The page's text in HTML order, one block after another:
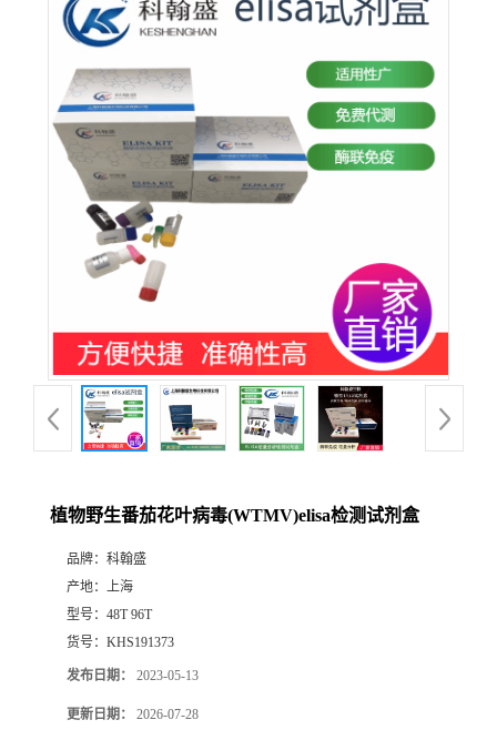
植物野生番茄花叶病毒(WTMV)elisa检测试剂盒
品牌： 科翰盛
产地： 上海
型号： 48T 96T
货号： KHS191373
发布日期： 2023-05-13
更新日期： 2026-07-28